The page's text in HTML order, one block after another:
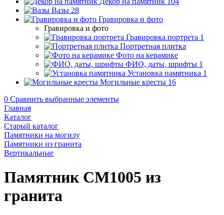
Вазы 28
Гравировка и фото
Гравировка и фото
Гравировка портрета 1
Портретная плитка
Фото на керамике
ФИО, даты, шрифты 1
Установка памятника 1
Могильные кресты 16
0 Сравнить выбранные элементы
Главная
Каталог
Старый каталог
Памятники на могилу
Памятники из гранита
Вертикальные
Памятник CM1005 из
гранита